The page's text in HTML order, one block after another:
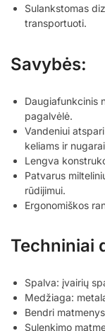
Sulankstomas
transportuoti.
Savybės:
Daugiafunkcinis
pagalvėlė.
Vandeniui
keliams ir
Lengva
Patvarus
rūdijimui.
Ergonomiškos
Techniniai
Spalva: įvairių
Medžiaga:
Bendri
Sulenkimo